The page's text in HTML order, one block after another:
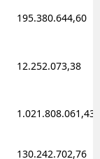
195.380.644,60
12.252.073,38
1.021.808.061,43
130.242.702,76